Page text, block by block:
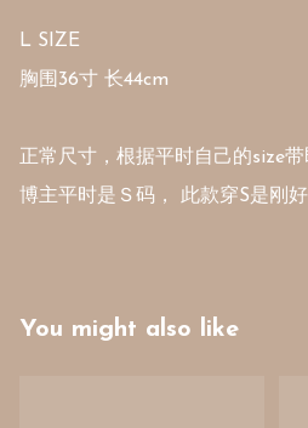
L SIZE
胸围36寸 长44cm
正常尺寸，根据平时自己的size带
博主平时是Ｓ码， 此款穿S是刚
You might also like